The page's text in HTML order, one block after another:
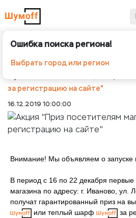
Ошибка поиска региона!
Выбрать город или регион
Акция "Приз
регистрацию на сайте"
Акция "Приз
за регистрацию на сайте"
16.12.2019 10:00:00
Внимание! Мы объявляем о запуске
В период с 16 по 22 декабря
магазина по адресу: г. Иваново, ул.
получат гарантированный приз на
или теплый шарф
за